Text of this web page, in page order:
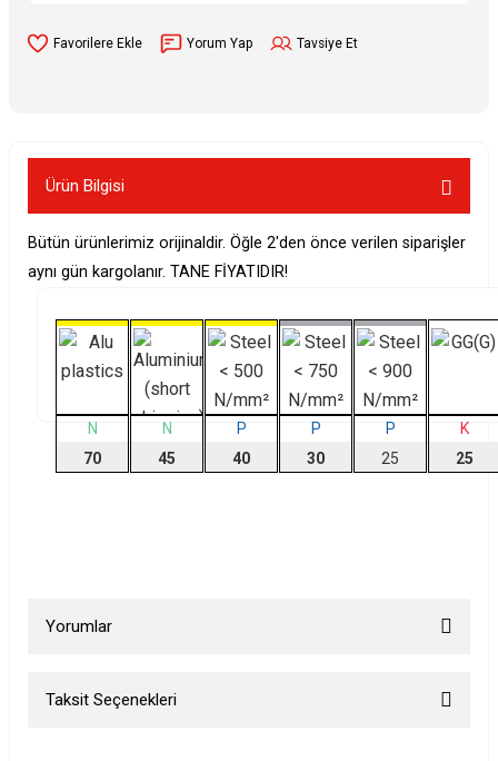
Yorum Yap Tavsiye Et
Ürün Bilgisi
Bütün ürünlerimiz orijinaldir. Öğle 2'den önce verilen siparişler
aynı gün kargolanır. TANE FİYATIDIR!
N
70
N
45
P
40
P
30
P
25
K
25
Yorumlar
Taksit Seçenekleri